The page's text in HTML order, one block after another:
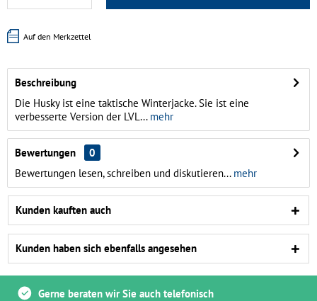
Auf den Merkzettel
Beschreibung
Die Husky ist eine taktische Winterjacke. Sie ist eine
verbesserte Version der LVL...mehr
Bewertungen
0
Bewertungen lesen, schreiben und diskutieren...mehr
Kunden kauften auch
Kunden haben sich ebenfalls angesehen
Gerne beraten wir Sie auch telefonisch